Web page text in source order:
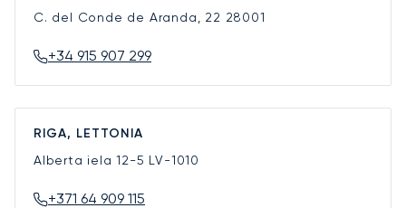
C. del Conde de Aranda, 22 28001
+34 915 907 299
RIGA, LETTONIA
Alberta iela 12-5 LV-1010
+371 64 909 115